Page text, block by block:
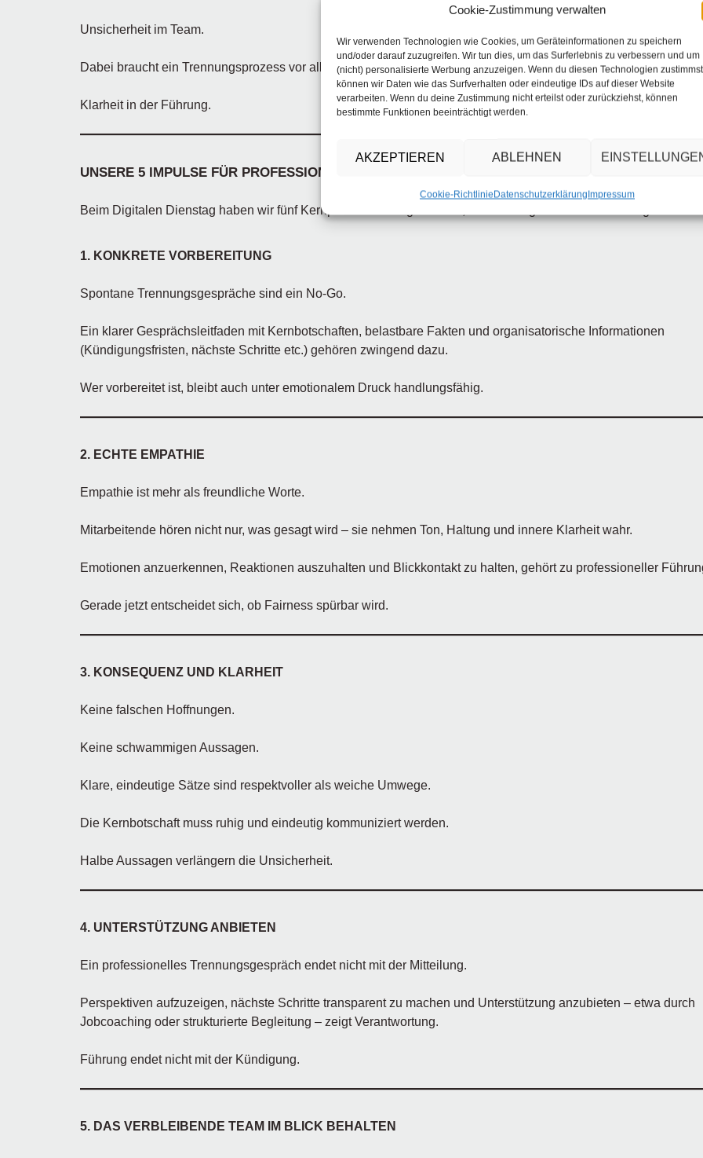
Cookie-Zustimmung verwalten
Wir verwenden Technologien wie Cookies, um Geräteinformationen zu speichern
und/oder darauf zuzugreifen. Wir tun dies, um das Surferlebnis zu verbessern und um
(nicht) personalisierte Werbung anzuzeigen. Wenn du diesen Technologien
können wir Daten wie das Surfverhalten oder eindeutige IDs auf dieser Website
verarbeiten. Wenn du deine Zustimmung nicht erteilst oder zurückziehst, können
bestimmte Funktionen beeinträchtigt werden.
AKZEPTIEREN ABLEHNEN
Cookie-RichtlinieDatenschutzerklärungImpressum
Unsicherheit im Team.
Dabei braucht ein Trennungsprozess vor allem eines:
Klarheit in der Führung.
UNSERE 5 IMPULSE FÜR PROFESSIONELLE TRENNUNGSGESPRÄCHE
Beim Digitalen Dienstag haben wir fünf Kernpunkte herausgearbeitet, die Führungskräften Sicherheit geben:
1. KONKRETE VORBEREITUNG
Spontane Trennungsgespräche sind ein No-Go.
Ein klarer Gesprächsleitfaden mit Kernbotschaften, belastbare Fakten und organisatorische Informationen
(Kündigungsfristen, nächste Schritte etc.) gehören zwingend dazu.
Wer vorbereitet ist, bleibt auch unter emotionalem Druck handlungsfähig.
2. ECHTE EMPATHIE
Empathie ist mehr als freundliche Worte.
Mitarbeitende hören nicht nur, was gesagt wird – sie nehmen Ton, Haltung und innere Klarheit wahr.
Emotionen anzuerkennen, Reaktionen auszuhalten und Blickkontakt zu halten, gehört zu professioneller
Gerade jetzt entscheidet sich, ob Fairness spürbar wird.
3. KONSEQUENZ UND KLARHEIT
Keine falschen Hoffnungen.
Keine schwammigen Aussagen.
Klare, eindeutige Sätze sind respektvoller als weiche Umwege.
Die Kernbotschaft muss ruhig und eindeutig kommuniziert werden.
Halbe Aussagen verlängern die Unsicherheit.
4. UNTERSTÜTZUNG ANBIETEN
Ein professionelles Trennungsgespräch endet nicht mit der Mitteilung.
Perspektiven aufzuzeigen, nächste Schritte transparent zu machen und Unterstützung anzubieten – etwa durch
Jobcoaching oder strukturierte Begleitung – zeigt Verantwortung.
Führung endet nicht mit der Kündigung.
5. DAS VERBLEIBENDE TEAM IM BLICK BEHALTEN